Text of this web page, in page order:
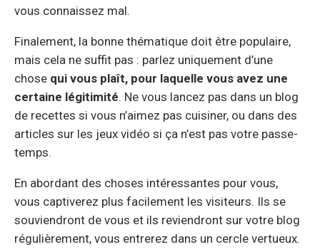
vous connaissez mal.
Finalement, la bonne thématique doit être populaire,
mais cela ne suffit pas : parlez uniquement d’une
chose qui vous plaît, pour laquelle vous avez une
certaine légitimité. Ne vous lancez pas dans un blog
de recettes si vous n’aimez pas cuisiner, ou dans des
articles sur les jeux vidéo si ça n’est pas votre passe-
temps.
En abordant des choses intéressantes pour vous,
vous captiverez plus facilement les visiteurs. Ils se
souviendront de vous et ils reviendront sur votre blog
régulièrement, vous entrerez dans un cercle vertueux.